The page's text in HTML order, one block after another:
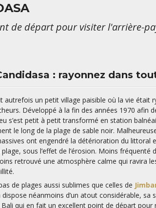
de départ pour visiter l'arrière-
: rayonnez dans
autrefois un petit village paisible où la vie était
Développé à la fin des années 1970 afin
s’est petit à petit transformé en station
le long de la plage de sable noir.
ont engendré la détérioration du littoral
sous l’effet de l’érosion. Moins fréquenté
retrouvé une atmosphère calme qui ravira
de plages aussi sublimes que celles de
dispose néanmoins d’un atout considérable, sa
qui en fait un excellent point de départ pour